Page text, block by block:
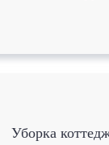
Уборка